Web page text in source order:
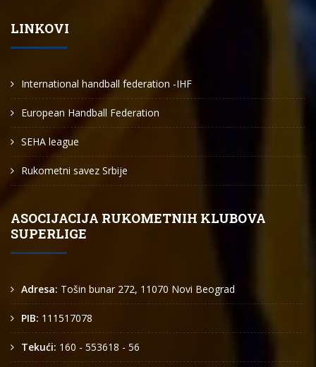
LINKOVI
International handball federation -IHF
European Handball Federation
SEHA league
Rukometni savez Srbije
ASOCIJACIJA RUKOMETNIH KLUBOVA
SUPERLIGE
Adresa: Tošin bunar 272, 11070 Novi Beograd
PIB: 111517078
Tekući: 160 - 553618 - 56